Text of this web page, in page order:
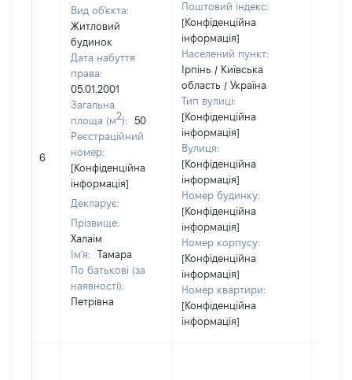
6
Вид об'єкта:
Житловий
будинок
Дата набуття
права:
05.01.2001
Загальна
площа (м2):
50
Реєстраційний
номер:
[Конфіденційна
інформація]
Декларує:
Прізвище:
Халаім
Ім'я:
Тамара
По батькові (за
наявності):
Петрівна
Поштовий індекс:
[Конфіденційна
інформація]
Населений пункт:
Ірпінь / Київська
область / Україна
Тип вулиці:
[Конфіденційна
інформація]
Вулиця:
[Конфіденційна
інформація]
Номер будинку:
[Конфіденційна
інформація]
Номер корпусу:
[Конфіденційна
інформація]
Номер квартири:
[Конфіденційна
інформація]